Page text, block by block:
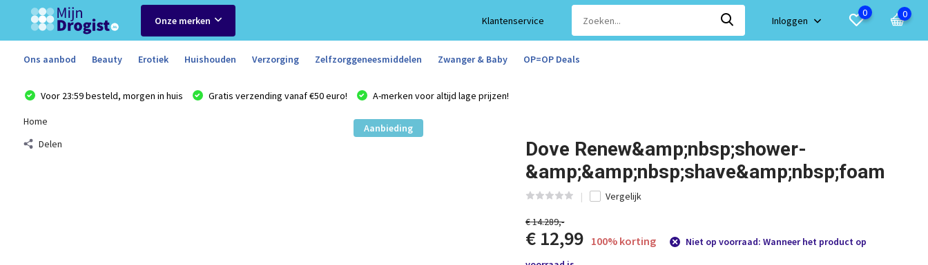
Onze merken Klantenservice Inloggen
0 0
Ons aanbod Beauty Erotiek Huishouden Verzorging Zelfzorggeneesmiddelen Zwanger & Baby OP=OP Deals
Voor 23:59 besteld, morgen in huis Gratis verzending vanaf €50 euro! A-merken voor altijd lage prijzen!
Home
Aanbieding
Delen
Dove Renew&amp;nbsp;shower-
&amp;&amp;nbsp;shave&amp;nbsp;foam
Vergelijk
€ 14.289,-
€ 12,99 100% korting
Niet op voorraad: Wanneer het product op